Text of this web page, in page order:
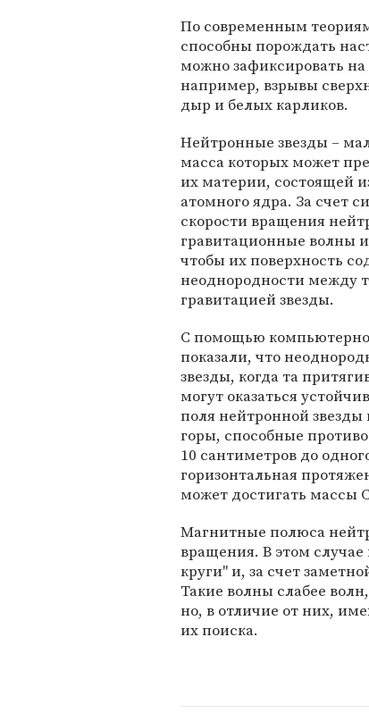
По современным
способны порождать
можно зафиксировать
например, взрывы
дыр и белых карликов.
Нейтронные звезды –
масса которых может
их материи, состоящей
атомного ядра. За счет
скорости вращения
гравитационные волны
чтобы их поверхность
неоднородности
гравитацией звезды.
С помощью
показали, что
звезды, когда та
могут оказаться
поля нейтронной звезды
горы, способные
10 сантиметров до
горизонтальная
может достигать массы
Магнитные полюса
вращения. В этом
круги" и, за счет
Такие волны слабее
но, в отличие от них,
их поиска.